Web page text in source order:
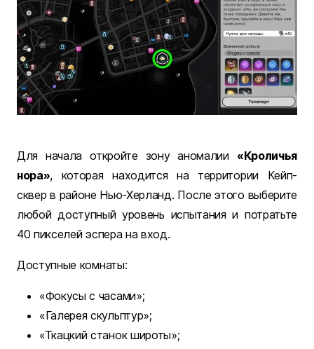
Для начала откройте зону аномалии «Кроличья
нора», которая находится на территории Кейп-
сквер в районе Нью-Херланд. После этого выберите
любой доступный уровень испытания и потратьте
40 пикселей эспера на вход.
Доступные комнаты:
«Фокусы с часами»;
«Галерея скульптур»;
«Ткацкий станок широты»;